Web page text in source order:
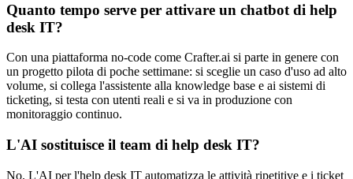
Quanto tempo serve per attivare un chatbot di help
desk IT?
Con una piattaforma no-code come Crafter.ai si parte in genere con
un progetto pilota di poche settimane: si sceglie un caso d'uso ad alto
volume, si collega l'assistente alla knowledge base e ai sistemi di
ticketing, si testa con utenti reali e si va in produzione con
monitoraggio continuo.
L'AI sostituisce il team di help desk IT?
No. L'AI per l'help desk IT automatizza le attività ripetitive e i ticket